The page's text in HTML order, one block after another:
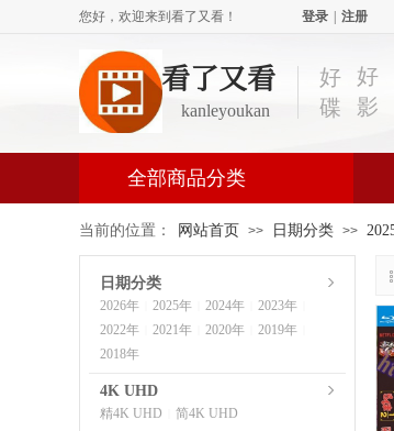
您好，欢迎来到看了又看！ 登录 注册
好
碟
好
影
看了又看
kanleyoukan
全部商品分类
当前的位置： 网站首页 >> 日期分类 >>
日期分类
2026年 2025年 2024年 2023年
2022年 2021年 2020年 2019年
2018年
4K UHD
精4K UHD 简4K UHD